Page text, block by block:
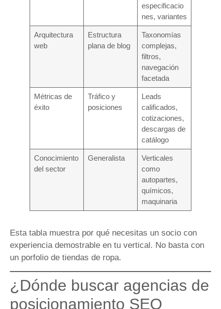
especificacio
nes, variantes
Arquitectura
web
Estructura
plana de blog
Taxonomías
complejas,
filtros,
navegación
facetada
Métricas de
éxito
Tráfico y
posiciones
Leads
calificados,
cotizaciones,
descargas de
catálogo
Conocimiento
del sector
Generalista
Verticales
como
autopartes,
químicos,
maquinaria
Esta tabla muestra por qué necesitas un socio con
experiencia demostrable en tu vertical. No basta con
un porfolio de tiendas de ropa.
¿Dónde buscar agencias de
posicionamiento SEO